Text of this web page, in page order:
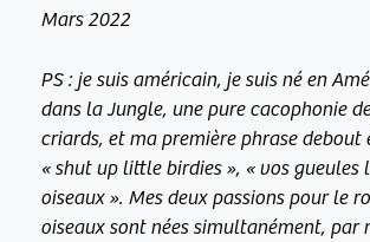
Mars 2022
PS : je suis américain, je suis né en
dans la Jungle, une pure cacophonie
criards, et ma première phrase
« shut up little birdies », « vos gueules
oiseaux ». Mes deux passions pour le
oiseaux sont nées simultanément, par